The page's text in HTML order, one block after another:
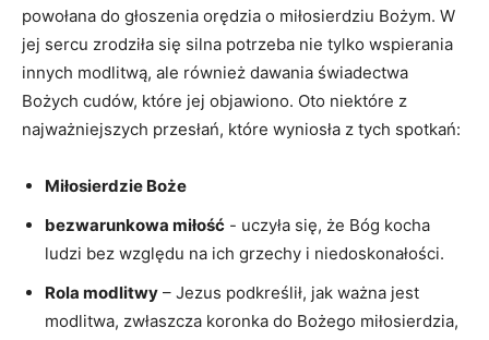
powołana do głoszenia orędzia o miłosierdziu Bożym. ‌W
jej​ sercu zrodziła się silna ⁣potrzeba nie tylko wspierania
innych ​modlitwą, ale również dawania⁣ świadectwa
Bożych cudów, które jej ‍objawiono. Oto niektóre z
⁢najważniejszych przesłań,‍ które⁤ wyniosła z ​tych spotkań:
Miłosierdzie⁤ Boże
bezwarunkowa miłość ​-‍ uczyła się,‍ że Bóg kocha
ludzi bez ⁤względu na ich grzechy i niedoskonałości.
Rola modlitwy – ⁣Jezus podkreślił, jak ważna jest
modlitwa,​ zwłaszcza koronka do Bożego miłosierdzia,⁣